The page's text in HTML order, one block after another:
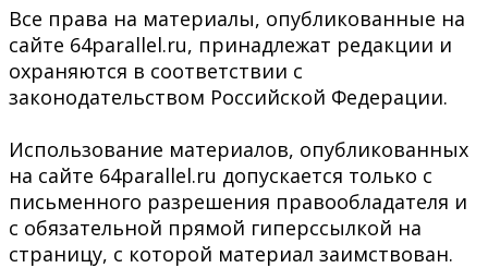
Все права на материалы, опубликованные на
сайте 64parallel.ru, принадлежат редакции и
охраняются в соответствии с
законодательством Российской Федерации.
Использование материалов, опубликованных
на сайте 64parallel.ru допускается только с
письменного разрешения правообладателя и
с обязательной прямой гиперссылкой на
страницу, с которой материал заимствован.